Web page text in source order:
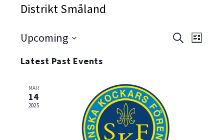
Distrikt Småland
SearchList
Upcoming
date.
Latest Past Events
MAR
14
2025